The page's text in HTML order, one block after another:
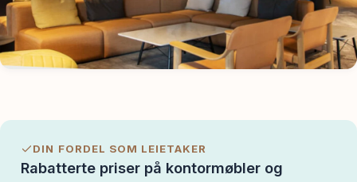
DIN FORDEL SOM LEIETAKER
Rabatterte priser på kontormøbler og